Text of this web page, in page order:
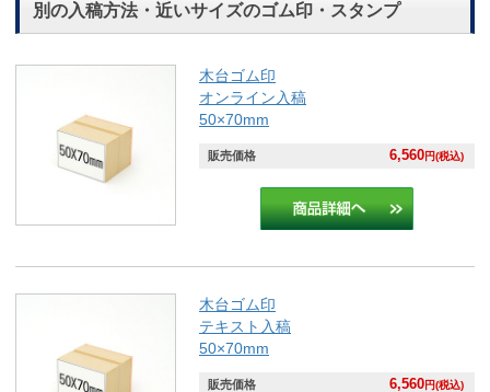
別の入稿方法・近いサイズのゴム印・スタンプ
木台ゴム印
オンライン入稿
50×70mm
販売価格 6,560円(税込)
木台ゴム印
テキスト入稿
50×70mm
販売価格 6,560円(税込)